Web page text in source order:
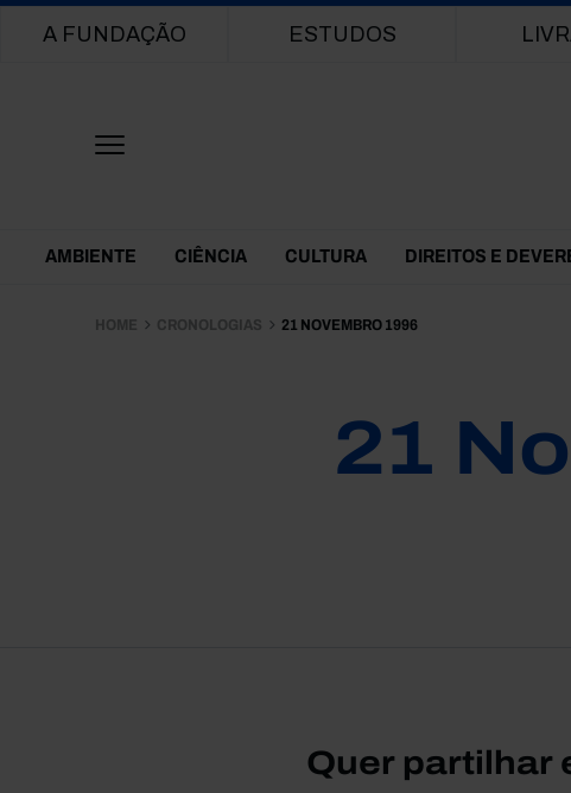
Main navigation
A FUNDAÇÃO ESTUDOS
Themes Menu
AMBIENTE CIÊNCIA CULTURA DIREITOS E
HOME CRONOLOGIAS 21 NOVEMBRO 1996
21
Quer partilhar